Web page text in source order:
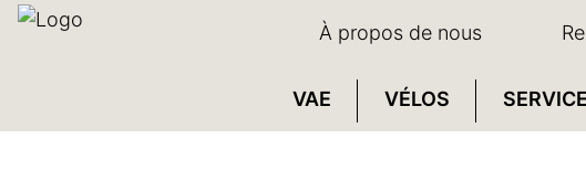
À propos de nous
VAE VÉLOS SERVICE